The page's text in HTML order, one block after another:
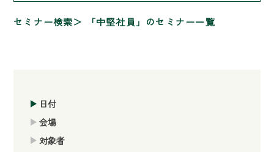
日付
会場
対象者
セミナー検索 「中堅社員」のセミナー一覧